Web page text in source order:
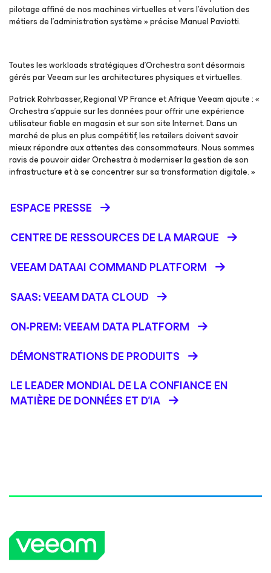
pilotage affiné de nos machines virtuelles et vers l’évolution des
métiers de l’administration système » précise Manuel Paviotti.
Toutes les workloads stratégiques d'Orchestra sont désormais
gérés par Veeam sur les architectures physiques et virtuelles.
Patrick Rohrbasser, Regional VP France et Afrique Veeam ajoute : «
Orchestra s’appuie sur les données pour offrir une expérience
utilisateur fiable en magasin et sur son site Internet. Dans un
marché de plus en plus compétitif, les retailers doivent savoir
mieux répondre aux attentes des consommateurs. Nous sommes
ravis de pouvoir aider Orchestra à moderniser la gestion de son
infrastructure et à se concentrer sur sa transformation digitale. »
ESPACE PRESSE
CENTRE DE RESSOURCES DE LA MARQUE
VEEAM DATAAI COMMAND PLATFORM
SAAS: VEEAM DATA CLOUD
ON-PREM: VEEAM DATA PLATFORM
DÉMONSTRATIONS DE PRODUITS
LE LEADER MONDIAL DE LA CONFIANCE EN
MATIÈRE DE DONNÉES ET D'IA